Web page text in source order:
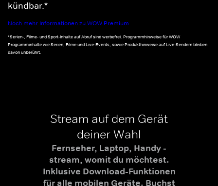
kündbar.*
Noch mehr Informationen zu WOW Premium
*Serien-, Filme- und Sport-Inhalte auf Abruf sind werbefrei. Programmhinweise für WOW
Programminhalte wie Serien, Filme und Live-Events, sowie Produkthinweise auf Live-Sendern bleiben
davon unberührt.
Stream auf dem Gerät
deiner Wahl
Fernseher, Laptop, Handy -
stream, womit du möchtest.
Inklusive Download-Funktionen
für alle mobilen Geräte. Buchst